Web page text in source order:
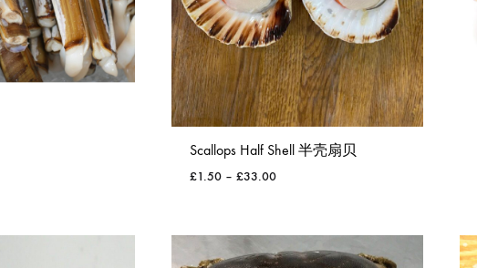
贝，
蛏
子，
Scallops Half Shell 半壳扇贝
£1.50 – £33.00